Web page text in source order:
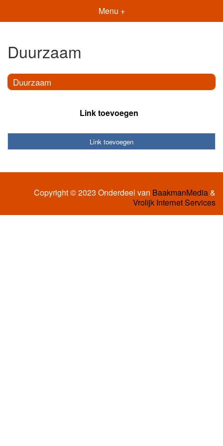
Menu +
Duurzaam
Duurzaam
Link toevoegen
Link toevoegen
Copyright © 2023 Onderdeel van BaakmanMedia&
Vrolijk Internet Services